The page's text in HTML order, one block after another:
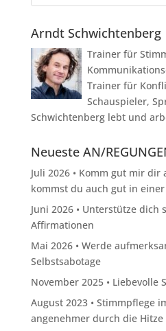
Arndt Schwichtenberg
Trainer für
Trainer für
Schauspieler,
Schwichtenberg lebt und
Neueste AN/
Juli 2026 • Komm gut mir
kommst du auch gut in
Juni 2026 • Unterstütze
Affirmationen
Mai 2026 • Werde
Selbstsabotage
November 2025 • Liebevolle
August 2023 • Stimmpflege
angenehmer durch die Hitze